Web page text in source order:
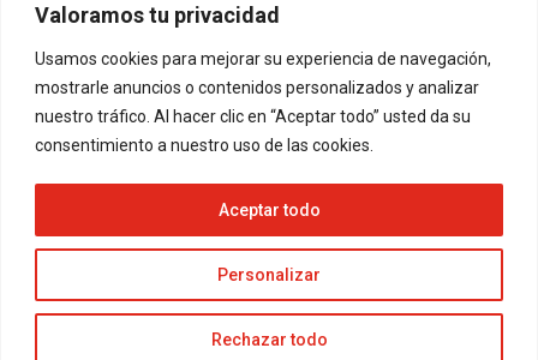
Valoramos tu privacidad
Usamos cookies para mejorar su experiencia de navegación,
mostrarle anuncios o contenidos personalizados y analizar
nuestro tráfico. Al hacer clic en “Aceptar todo” usted da su
consentimiento a nuestro uso de las cookies.
Personalizar
Rechazar todo
Aceptar todo
Normas de uso
Aviso legal
Política de privacidad
Política de cookies
Contacto
| Funciona gracias a